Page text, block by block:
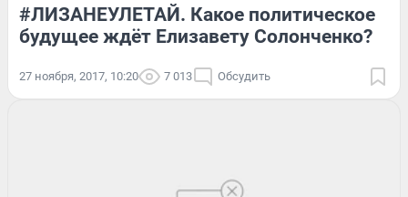
#ЛИЗАНЕУЛЕТАЙ. Какое политическое
будущее ждёт Елизавету Солонченко?
27 ноября, 2017, 10:20 7 013 Обсудить